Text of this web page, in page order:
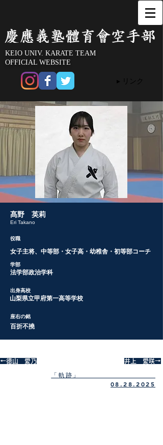
KEIO UNIV. KARATE TEAM
OFFICIAL WEBSITE
▸ リンク
​髙野 英莉
Eri Takano
​役職
​女子主将、中等部・女子高・幼稚舎・初等部コーチ
​学部
​法学部政治学科
​出身高校
​山梨県立甲府第一高等学校
​座右の銘
​百折不撓
←徳山 愛乃 井上 愛咲→
​「軌跡」
08.28.2025